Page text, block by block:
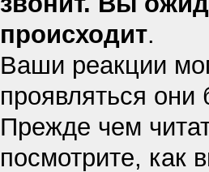
происходит.
Ваши реакции
проявляться они
Прежде чем
посмотрите, как